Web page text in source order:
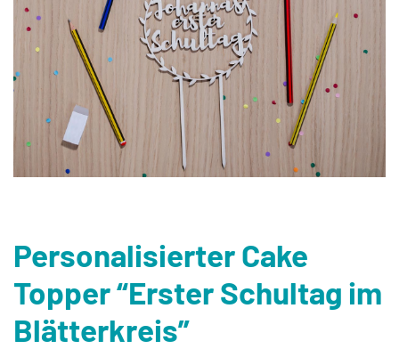
Personalisierter Cake
Topper “Erster Schultag im
Blätterkreis”